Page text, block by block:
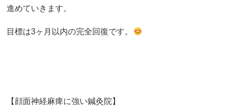
進めていきます。
目標は3ヶ月以内の完全回復です。
【顔面神経麻痺に強い鍼灸院】